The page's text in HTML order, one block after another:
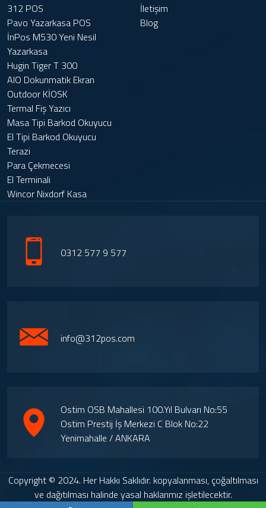
312 POS
Pavo Yazarkasa POS
İnPos M530 Yeni Nesil
Yazarkasa
Hugin Tiger T 300
AIO Dokunmatik Ekran
Outdoor KİOSK
Termal Fiş Yazıcı
Masa Tipi Barkod Okuyucu
El Tipi Barkod Okuyucu
Terazi
Para Çekmecesi
El Terminali
Wincor Nixdorf Kasa
İletişim
Blog
0312 577 9 577
info@312pos.com
Ostim OSB Mahallesi 100.Yıl Bulvarı No:55
Ostim Prestij İş Merkezi C Blok No:22
Yenimahalle / ANKARA
Copyright © 2024. Her Hakkı Saklıdır. kopyalanması, çoğaltılması
ve dağıtılması halinde yasal haklarımız işletilecektir.